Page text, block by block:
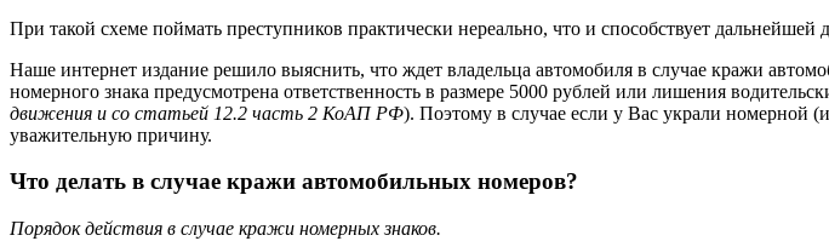
При такой схеме поймать преступников практически нереально, что и способствует
Наше интернет издание решило выяснить, что ждет владельца автомобиля в случае кражи
номерного знака предусмотрена ответственность в размере 5000 рублей или лишения
движения и со статьей 12.2 часть 2 КоАП РФ). Поэтому в случае если у Вас украли номерной
уважительную причину.
Что делать в случае кражи автомобильных номеров?
Порядок действия в случае кражи номерных знаков.